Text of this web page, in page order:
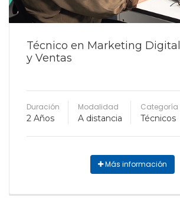
Técnico en Marketing Digital
y Ventas
Duración
2 Años
Modalidad
A distancia
Categoría
Técnicos
Más información